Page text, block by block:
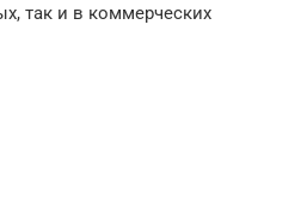
так и в коммерческих